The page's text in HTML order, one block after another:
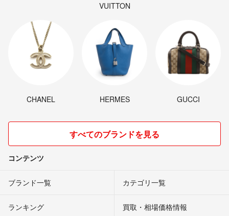
VUITTON
CHANEL HERMES GUCCI
すべてのブランドを見る
コンテンツ
ブランド一覧 カテゴリ一覧
ランキング 買取・相場価格情報